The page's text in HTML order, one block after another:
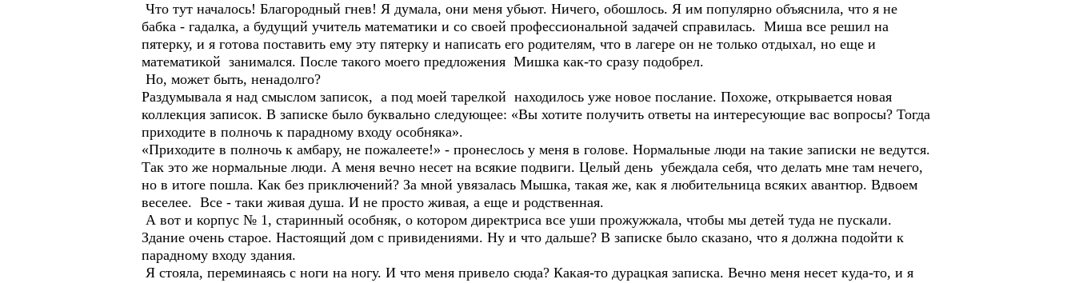
Что тут началось! Благородный гнев! Я думала, они меня убьют. Ничего, обошлось. Я им популярно объяснила, что я не
бабка - гадалка, а будущий учитель математики и со своей профессиональной задачей справилась. Миша все решил на
пятерку, и я готова поставить ему эту пятерку и написать его родителям, что в лагере он не только отдыхал, но еще и
математикой занимался. После такого моего предложения Мишка как-то сразу подобрел.
Но, может быть, ненадолго?
Раздумывала я над смыслом записок, а под моей тарелкой находилось уже новое послание. Похоже, открывается новая
коллекция записок. В записке было буквально следующее: «Вы хотите получить ответы на интересующие вас вопросы? Тогда
приходите в полночь к парадному входу особняка».
«Приходите в полночь к амбару, не пожалеете!» - пронеслось у меня в голове. Нормальные люди на такие записки не ведутся.
Так это же нормальные люди. А меня вечно несет на всякие подвиги. Целый день убеждала себя, что делать мне там нечего,
но в итоге пошла. Как без приключений? За мной увязалась Мышка, такая же, как я любительница всяких авантюр. Вдвоем
веселее. Все - таки живая душа. И не просто живая, а еще и родственная.
А вот и корпус № 1, старинный особняк, о котором директриса все уши прожужжала, чтобы мы детей туда не пускали.
Здание очень старое. Настоящий дом с привидениями. Ну и что дальше? В записке было сказано, что я должна подойти к
парадному входу здания.
Я стояла, переминаясь с ноги на ногу. И что меня привело сюда? Какая-то дурацкая записка. Вечно меня несет куда-то, и я